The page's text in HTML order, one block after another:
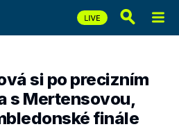
si po precizním
s Mertensovou,
finále